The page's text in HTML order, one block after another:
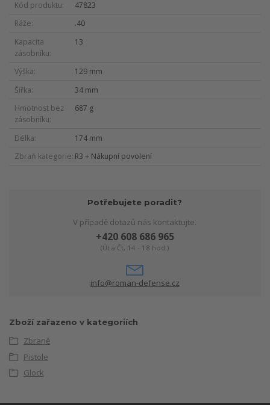
Kód produktu
47823
Ráže
.40
Kapacita
zásobníku
13
Výška
129 mm
Šířka
34 mm
Hmotnost bez
zásobníku
687 g
Délka
174 mm
Zbraň kategorie R3 + Nákupní povolení
Potřebujete poradit?
V případě dotazů nás kontaktujte.
+420 608 686 965
(Út a Čt, 14 - 18 hod.)
info@roman-defense.cz
Zboží zařazeno v kategoriích
Zbraně
Pistole
Glock